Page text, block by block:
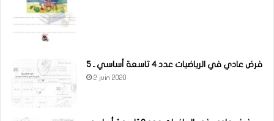
فرض عادي في الرياضيات عدد 4 تاسعة أساسي ـ 5
2 juin 2020